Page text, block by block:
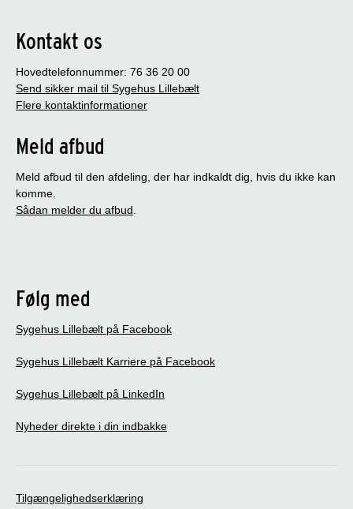
Kontakt os
Hovedtelefonnummer: 76 36 20 00
Send sikker mail til Sygehus Lillebælt
Flere kontaktinformationer
Meld afbud
Meld afbud til den afdeling, der har indkaldt dig, hvis du ikke kan
komme.
Sådan melder du afbud.
Følg med
Sygehus Lillebælt på Facebook
Sygehus Lillebælt Karriere på Facebook
Sygehus Lillebælt på LinkedIn
Nyheder direkte i din indbakke
Tilgængelighedserklæring